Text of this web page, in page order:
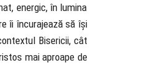
energic, în lumina
îi încurajează să își
Bisericii, cât
mai aproape de